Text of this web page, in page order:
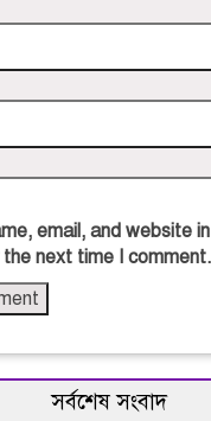
email, and website
next time I comment.
সর্বশেষ সংবাদ